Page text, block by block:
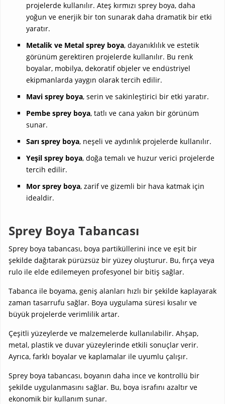
projelerde kullanılır. Ateş kırmızı sprey boya, daha
yoğun ve enerjik bir ton sunarak daha dramatik bir etki
yaratır.
Metalik ve Metal sprey boya, dayanıklılık ve estetik
görünüm gerektiren projelerde kullanılır. Bu renk
boyalar, mobilya, dekoratif objeler ve endüstriyel
ekipmanlarda yaygın olarak tercih edilir.
Mavi sprey boya, serin ve sakinleştirici bir etki yaratır.
Pembe sprey boya, tatlı ve cana yakın bir görünüm
sunar.
Sarı sprey boya, neşeli ve aydınlık projelerde kullanılır.
Yeşil sprey boya, doğa temalı ve huzur verici projelerde
tercih edilir.
Mor sprey boya, zarif ve gizemli bir hava katmak için
idealdir.
Sprey Boya Tabancası
Sprey boya tabancası, boya partiküllerini ince ve eşit bir
şekilde dağıtarak pürüzsüz bir yüzey oluşturur. Bu, fırça veya
rulo ile elde edilemeyen profesyonel bir bitiş sağlar.
Tabanca ile boyama, geniş alanları hızlı bir şekilde kaplayarak
zaman tasarrufu sağlar. Boya uygulama süresi kısalır ve
büyük projelerde verimlilik artar.
Çeşitli yüzeylerde ve malzemelerde kullanılabilir. Ahşap,
metal, plastik ve duvar yüzeylerinde etkili sonuçlar verir.
Ayrıca, farklı boyalar ve kaplamalar ile uyumlu çalışır.
Sprey boya tabancası, boyanın daha ince ve kontrollü bir
şekilde uygulanmasını sağlar. Bu, boya israfını azaltır ve
ekonomik bir kullanım sunar.